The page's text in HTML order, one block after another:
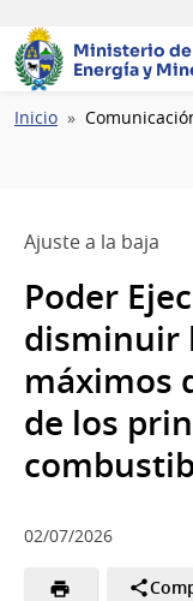
Ministerio
Energía y
Ruta
Inicio
Ajuste a la baja
Poder
disminuir
máximos
de los
02/07/2026